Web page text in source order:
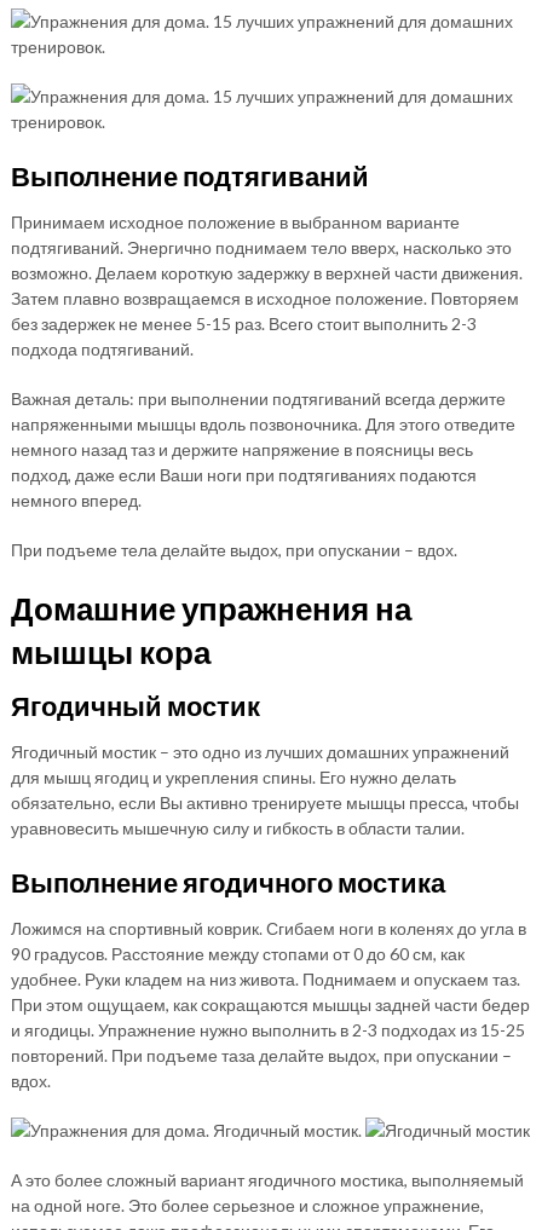
Выполнение подтягиваний
Принимаем исходное положение в выбранном варианте
подтягиваний. Энергично поднимаем тело вверх, насколько это
возможно. Делаем короткую задержку в верхней части движения.
Затем плавно возвращаемся в исходное положение. Повторяем
без задержек не менее 5-15 раз. Всего стоит выполнить 2-3
подхода подтягиваний.
Важная деталь: при выполнении подтягиваний всегда держите
напряженными мышцы вдоль позвоночника. Для этого отведите
немного назад таз и держите напряжение в поясницы весь
подход, даже если Ваши ноги при подтягиваниях подаются
немного вперед.
При подъеме тела делайте выдох, при опускании – вдох.
Домашние упражнения на
мышцы кора
Ягодичный мостик
Ягодичный мостик – это одно из лучших домашних упражнений
для мышц ягодиц и укрепления спины. Его нужно делать
обязательно, если Вы активно тренируете мышцы пресса, чтобы
уравновесить мышечную силу и гибкость в области талии.
Выполнение ягодичного мостика
Ложимся на спортивный коврик. Сгибаем ноги в коленях до угла в
90 градусов. Расстояние между стопами от 0 до 60 см, как
удобнее. Руки кладем на низ живота. Поднимаем и опускаем таз.
При этом ощущаем, как сокращаются мышцы задней части бедер
и ягодицы. Упражнение нужно выполнить в 2-3 подходах из 15-25
повторений. При подъеме таза делайте выдох, при опускании –
вдох.
А это более сложный вариант ягодичного мостика, выполняемый
на одной ноге. Это более серьезное и сложное упражнение,